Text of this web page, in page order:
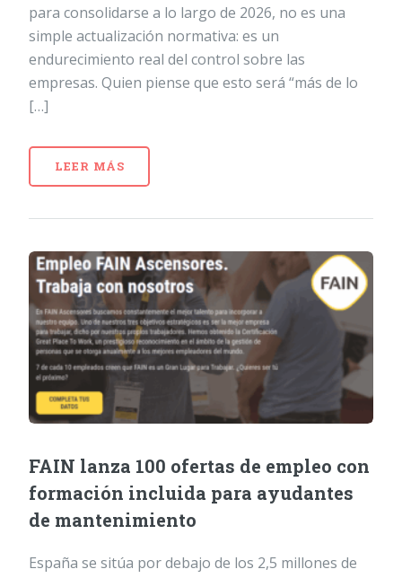
para consolidarse a lo largo de 2026, no es una
simple actualización normativa: es un
endurecimiento real del control sobre las
empresas. Quien piense que esto será “más de lo
[…]
LEER MÁS
FAIN lanza 100 ofertas de empleo con
formación incluida para ayudantes
de mantenimiento
España se sitúa por debajo de los 2,5 millones de